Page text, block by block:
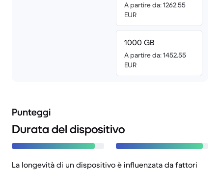
A partire da: 1262.55
EUR
1000 GB
A partire da: 1452.55
EUR
Punteggi
Durata del dispositivo
La longevità di un dispositivo è influenzata da fattori